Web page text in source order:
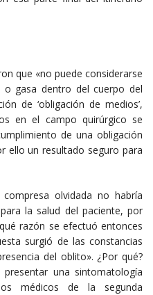
que «no puede considerarse
gasa dentro del cuerpo del
de ‘obligación de medios’,
en el campo quirúrgico se
de una obligación
ello un resultado seguro para
olvidada no habría
la salud del paciente, por
razón se efectuó entonces
surgió de las constancias
del oblito». ¿Por qué?
una sintomatología
médicos de la segunda